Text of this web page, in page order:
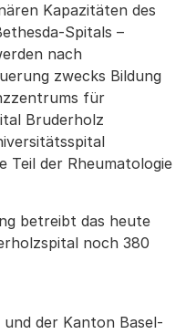
Kapazitäten des
Spitals –
nach
zwecks Bildung
für
Bruderholz
Teil der Rheumatologie
betreibt das heute
noch 380
der Kanton Basel-